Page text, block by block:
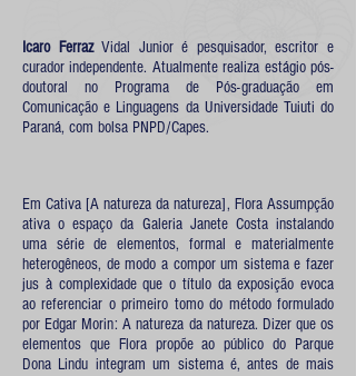
Icaro FerrazVidal Junior é pesquisador, escritor e
curador independente. Atualmente realiza estágio pós-
doutoral no Programa de Pós-graduação em
Comunicação e Linguagens da Universidade Tuiuti do
Paraná, com bolsa PNPD/Capes.
Em Cativa [A natureza da natureza], Flora Assumpção
ativa o espaço da Galeria Janete Costa instalando
uma série de elementos, formal e materialmente
heterogêneos, de modo a compor um sistema e fazer
jus à complexidade que o título da exposição evoca
ao referenciar o primeiro tomo do método formulado
por Edgar Morin: A natureza da natureza. Dizer que os
elementos que Flora propõe ao público do Parque
Dona Lindu integram um sistema é, antes de mais